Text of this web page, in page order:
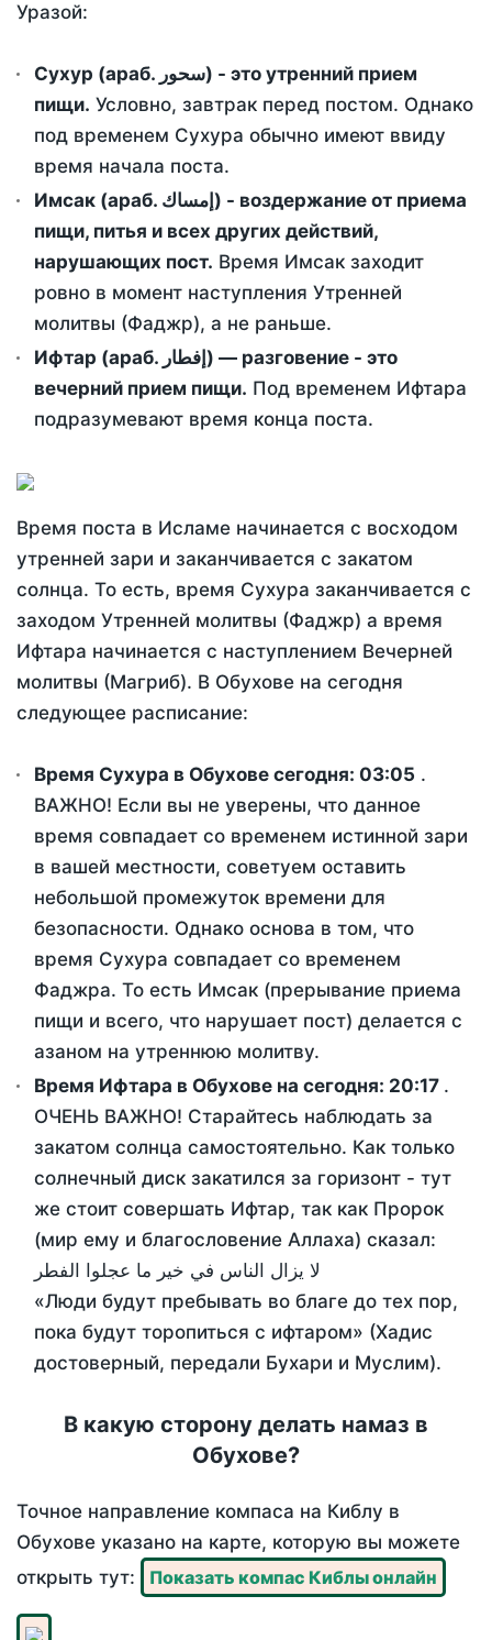
Уразой:
Сухур (араб. سحور) - это утренний прием
пищи. Условно, завтрак перед постом. Однако
под временем Сухура обычно имеют ввиду
время начала поста.
Имсак (араб. إمساك) - воздержание от приема
пищи, питья и всех других действий,
нарушающих пост. Время Имсак заходит
ровно в момент наступления Утренней
молитвы (Фаджр), а не раньше.
Ифтар (араб. إفطار) — разговение - это
вечерний прием пищи. Под временем Ифтара
подразумевают время конца поста.
Время поста в Исламе начинается с восходом
утренней зари и заканчивается с закатом
солнца. То есть, время Сухура заканчивается с
заходом Утренней молитвы (Фаджр) а время
Ифтара начинается с наступлением Вечерней
молитвы (Магриб). В Обухове на сегодня
следующее расписание:
Время Сухура в Обухове сегодня: 03:05 .
ВАЖНО! Если вы не уверены, что данное
время совпадает со временем истинной зари
в вашей местности, советуем оставить
небольшой промежуток времени для
безопасности. Однако основа в том, что
время Сухура совпадает со временем
Фаджра. То есть Имсак (прерывание приема
пищи и всего, что нарушает пост) делается с
азаном на утреннюю молитву.
Время Ифтара в Обухове на сегодня: 20:17 .
ОЧЕНЬ ВАЖНО! Старайтесь наблюдать за
закатом солнца самостоятельно. Как только
солнечный диск закатился за горизонт - тут
же стоит совершать Ифтар, так как Пророк
(мир ему и благословение Аллаха) сказал:
لا يزال الناس في خير ما عجلوا الفطر
«Люди будут пребывать во благе до тех пор,
пока будут торопиться с ифтаром» (Хадис
достоверный, передали Бухари и Муслим).
В какую сторону делать намаз в
Обухове?
Точное направление компаса на Киблу в
Обухове указано на карте, которую вы можете
открыть тут:
Показать компас Киблы онлайн